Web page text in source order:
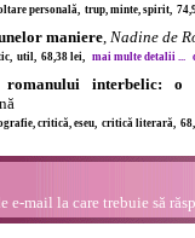
personală, trup, minte, spirit,
maniere, Nadine de
util, 68,38 lei, mai multe detalii ...
romanului interbelic: o
critică, eseu, critică literară,
e-mail la care trebuie să